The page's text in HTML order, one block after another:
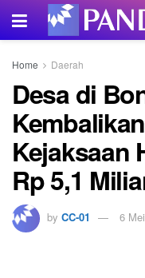
Home Daerah
Desa di
Kejaksaan
Rp 5,1
by CC-01 6